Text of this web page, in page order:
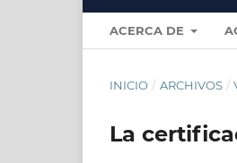
ACERCA DE
INICIO / ARCHIVOS /
La